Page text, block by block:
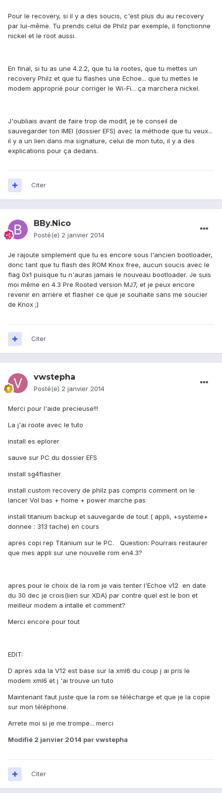
Pour le recovery, si il y a des soucis, c'est plus du au recovery
par lui-même. Tu prends celui de Philz par exemple, il fonctionne
nickel et le root aussi.
En final, si tu as une 4.2.2, que tu la rootes, que tu mettes un
recovery Philz et que tu flashes une Echoe... que tu mettes le
modem approprié pour corriger le Wi-Fi... ça marchera nickel.
J'oubliais avant de faire trop de modif, je te conseil de
sauvegarder ton IMEI (dossier EFS) avec la méthode que tu veux...
il y a un lien dans ma signature, celui de mon tuto, il y a des
explications pour ça dedans.
Citer
BBy.Nico
Posté(e) 2 janvier 2014
Je rajoute simplement que tu es encore sous l'ancien bootloader,
donc tant que tu flash des ROM Knox free, aucun soucis avec le
flag 0x1 puisque tu n'auras jamais le nouveau bootloader. Je suis
moi même en 4.3 Pre Rooted version MJ7, et je peux encore
revenir en arrière et flasher ce que je souhaite sans me soucier
de Knox ;)
Citer
vwstepha
Posté(e) 2 janvier 2014
Merci pour l'aide precieuse!!!
La j'ai roote avec le tuto
install es eplorer
sauve sur PC du dossier EFS
install sg4flasher
install custom recovery de philz pas compris comment on le
lancer Vol bas + home + power marche pas
install titanium backup et sauvegarde de tout ( appli, +systeme+
donnee : 313 tache) en cours
apres copi rep Titanium sur le PC. Question: Pourrais restaurer
que mes appli sur une nouvelle rom en4.3?
apres pour le choix de la rom je vais tenter l'Echoe v12 en date
du 30 dec je crois(lien sur XDA) par contre quel est le bon et
meilleur modem a intalle et comment?
Merci encore pour tout
EDIT:
D apres xda la V12 est base sur la xml6 du coup j ai pris le
modem xml6 et j 'ai trouve un tuto
Maintenant faut juste que la rom se télécharge et que je la copie
sur mon téléphone.
Arrete moi si je me trompe... merci
Modifié 2 janvier 2014 par vwstepha
Citer